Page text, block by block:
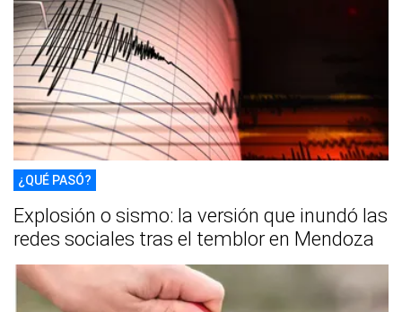
¿QUÉ PASÓ?
Explosión o sismo: la versión que inundó las
redes sociales tras el temblor en Mendoza